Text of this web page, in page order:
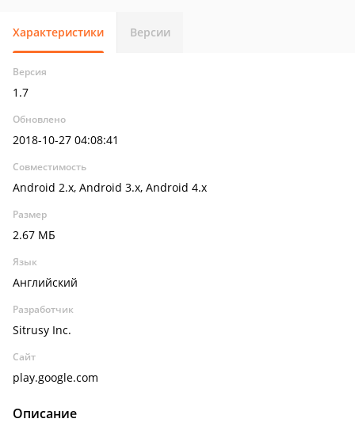
Характеристики Версии
Версия
1.7
Обновлено
2018-10-27 04:08:41
Совместимость
Android 2.x, Android 3.x, Android 4.x
Размер
2.67 МБ
Язык
Английский
Разработчик
Sitrusy Inc.
Сайт
play.google.com
Описание